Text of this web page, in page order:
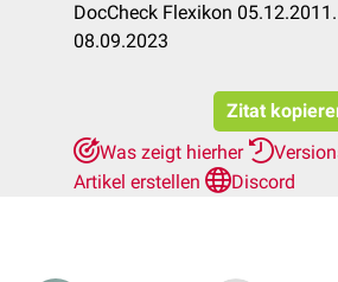
DocCheck Flexikon
08.09.2023
Zitat
Was zeigt hierher
Artikel erstellen
Discord